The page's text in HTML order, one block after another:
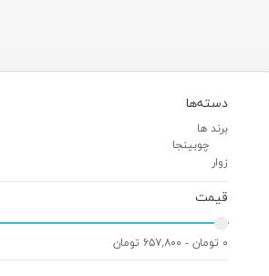
دسته‌ها
برند ها
چوبینجا
زوار
قیمت
۰ تومان - ۶۵۷,۸۰۰ تومان